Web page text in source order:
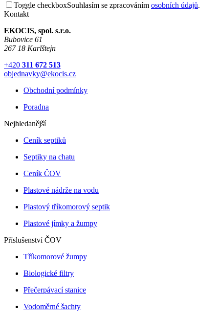
Toggle checkboxSouhlasím se zpracováním osobních údajů.
Kontakt
EKOCIS, spol. s.r.o.
Bubovice 61
267 18 Karlštejn
+420 311 672 513
objednavky@ekocis.cz
Obchodní podmínky
Poradna
Nejhledanější
Ceník septiků
Septiky na chatu
Ceník ČOV
Plastové nádrže na vodu
Plastový tříkomorový septik
Plastové jímky a žumpy
Příslušenství ČOV
Tříkomorové žumpy
Biologické filtry
Přečerpávací stanice
Vodoměrné šachty